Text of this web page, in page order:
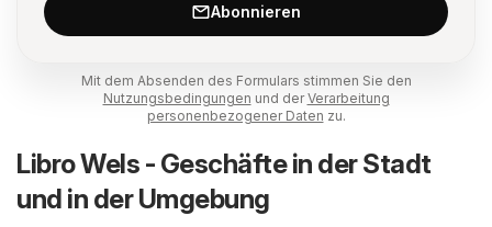
Abonnieren
Mit dem Absenden des Formulars stimmen Sie den
Nutzungsbedingungen und derVerarbeitung
personenbezogener Daten zu.
Libro Wels - Geschäfte in der Stadt
und in der Umgebung